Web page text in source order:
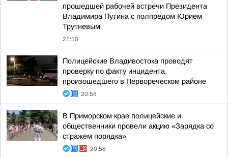
прошедшей рабочей встречи Президента
Владимира Путина с полпредом Юрием
Трутневым
21:10
Полицейские Владивостока проводят
проверку по факту инцидента,
произошедшего в Первореческом районе
20:58
В Приморском крае полицейские и
общественники провели акцию «Зарядка со
стражем порядка»
20:58